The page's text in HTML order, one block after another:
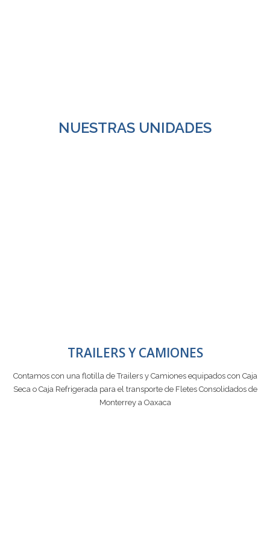
NUESTRAS UNIDADES
TRAILERS Y CAMIONES
Contamos con una flotilla de Trailers y Camiones equipados con Caja
Seca o Caja Refrigerada para el transporte de Fletes Consolidados de
Monterrey a Oaxaca